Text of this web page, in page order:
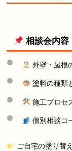
相談会内容
外壁・屋根
塗料の種類
施工プロセ
個別相談コ
ご自宅の塗り替